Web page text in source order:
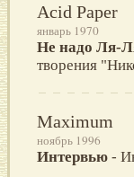
Acid Paper
январь 1970
Не надо Ля-
творения
Maximum
ноябрь 1996
Интервью -